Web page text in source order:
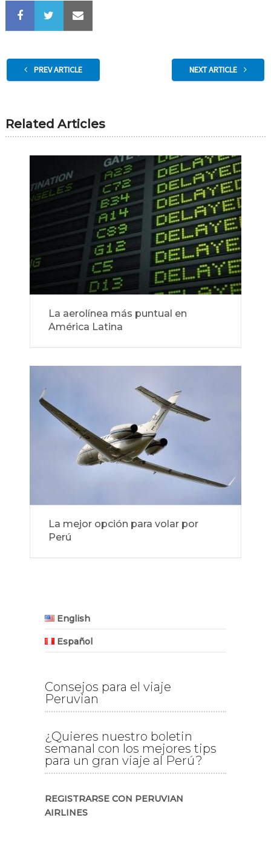
PREV ARTICLE NEXT ARTICLE
Related Articles
La aerolínea más puntual en
América Latina
La mejor opción para volar por
Perú
English
Español
Consejos para el viaje
Peruvian
¿Quieres nuestro boletin
semanal con los mejores tips
para un gran viaje al Perú?
REGISTRARSE CON PERUVIAN
AIRLINES